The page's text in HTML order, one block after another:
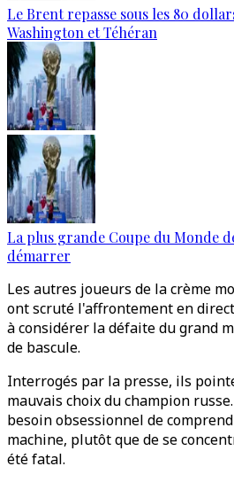
Le Brent repasse sous les 80
Washington et Téhéran
La plus grande Coupe du Monde
démarrer
Les autres joueurs de la crème
ont scruté l'affrontement en
à considérer la défaite du grand
de bascule.
Interrogés par la presse, ils
mauvais choix du champion
besoin obsessionnel de
machine, plutôt que de se
été fatal.